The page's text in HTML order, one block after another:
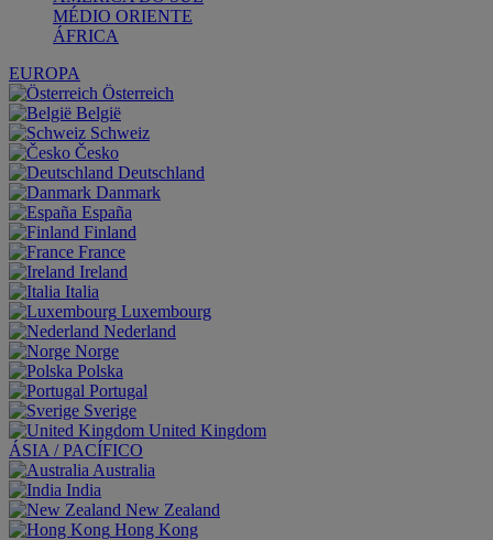
MÉDIO ORIENTE
ÁFRICA
EUROPA
Österreich
België
Schweiz
Česko
Deutschland
Danmark
España
Finland
France
Ireland
Italia
Luxembourg
Nederland
Norge
Polska
Portugal
Sverige
United Kingdom
ÁSIA / PACÍFICO
Australia
India
New Zealand
Hong Kong